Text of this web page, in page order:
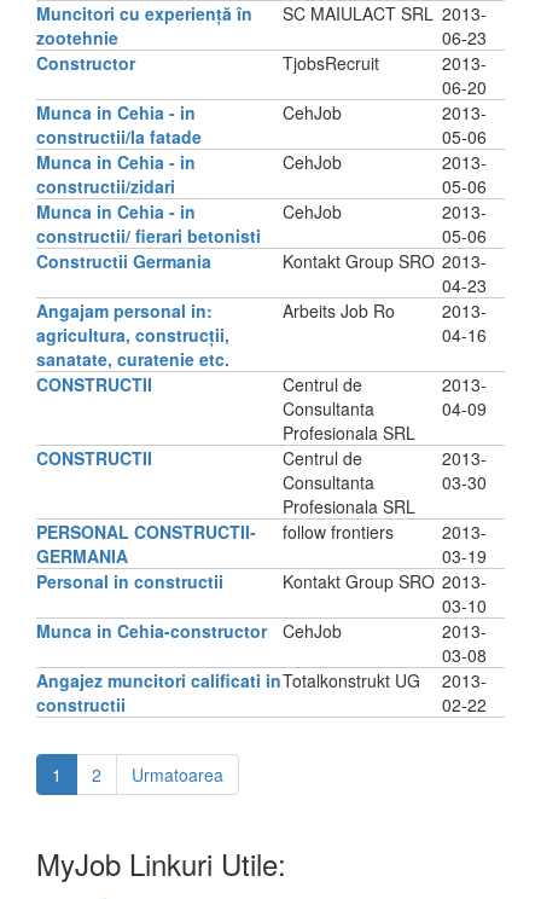
Muncitori cu experiență în
zootehnie
SC MAIULACT SRL 2013-
06-23
Constructor
TjobsRecruit
2013-
06-20
Munca in Cehia - in
constructii/la fatade
CehJob
2013-
05-06
Munca in Cehia - in
constructii/zidari
CehJob
2013-
05-06
Munca in Cehia - in
constructii/ fierari betonisti
CehJob
2013-
05-06
Constructii Germania
Kontakt Group SRO 2013-
04-23
Angajam personal in:
agricultura, construcții,
sanatate, curatenie etc.
Arbeits Job Ro
2013-
04-16
CONSTRUCTII
Centrul de
Consultanta
Profesionala SRL
2013-
04-09
CONSTRUCTII
Centrul de
Consultanta
Profesionala SRL
2013-
03-30
PERSONAL CONSTRUCTII-
GERMANIA
follow frontiers
2013-
03-19
Personal in constructii
Kontakt Group SRO 2013-
03-10
Munca in Cehia-constructor
CehJob
2013-
03-08
Angajez muncitori calificati in
constructii
Totalkonstrukt UG
2013-
02-22
1 2 Urmatoarea
MyJob Linkuri Utile: